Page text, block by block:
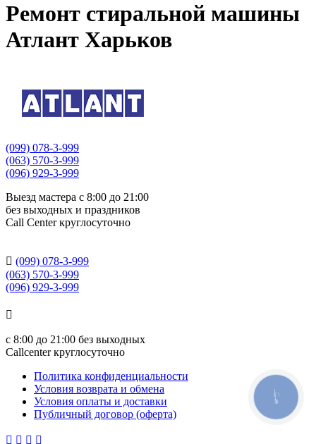
Ремонт стиральной машины
Атлант Харьков
(099) 078-3-999
(063) 570-3-999
(096) 929-3-999
Выезд мастера с 8:00 до 21:00
без выходных и праздников
Сall Сenter круглосуточно
 (099) 078-3-999
(063) 570-3-999
(096) 929-3-999

с 8:00 до 21:00 без выходных
Callcenter круглосуточно
Политика конфиденциальности
Условия возврата и обмена
Условия оплаты и доставки
Публичный договор (оферта)
   
КНОПКА
СВЯЗИ